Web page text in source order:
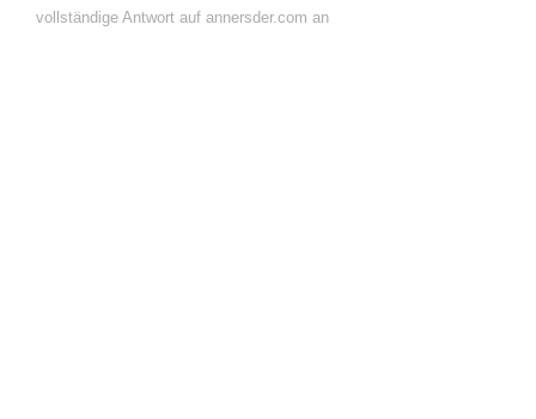
vollständige Antwort auf annersder.com an